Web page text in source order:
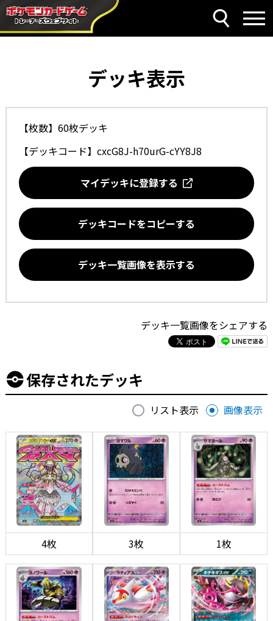
デッキ表示
【枚数】60枚デッキ
【デッキコード】 cxcG8J-h70urG-cYY8J8
マイデッキに登録する
デッキコードをコピーする
デッキ一覧画像を表示する
デッキ一覧画像をシェアする
保存されたデッキ
リスト表示 画像表示
4枚 3枚 1枚